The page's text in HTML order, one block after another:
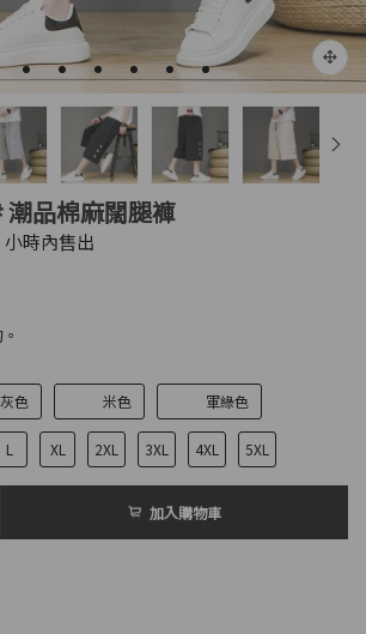
品棉麻闊腿褲
小時內售出
灰色 米色 軍綠色
L XL 2XL 3XL 4XL 5XL
加入購物車